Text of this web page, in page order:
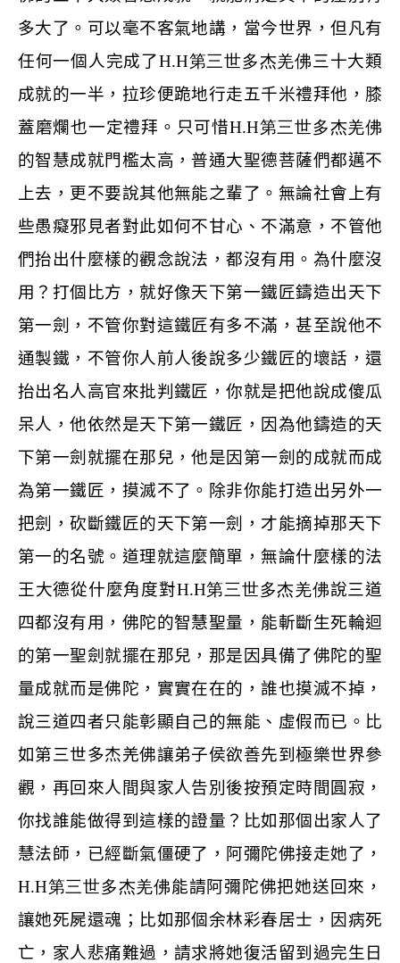
多大了。可以毫不客氣地講，當今世界，但凡有
任何一個人完成了H.H第三世多杰羌佛三十大類
成就的一半，拉珍便跪地行走五千米禮拜他，膝
蓋磨爛也一定禮拜。只可惜H.H第三世多杰羌佛
的智慧成就門檻太高，普通大聖德菩薩們都邁不
上去，更不要說其他無能之輩了。無論社會上有
些愚癡邪見者對此如何不甘心、不滿意，不管他
們抬出什麼樣的觀念說法，都沒有用。為什麼沒
用？打個比方，就好像天下第一鐵匠鑄造出天下
第一劍，不管你對這鐵匠有多不滿，甚至說他不
通製鐵，不管你人前人後說多少鐵匠的壞話，還
抬出名人高官來批判鐵匠，你就是把他說成傻瓜
呆人，他依然是天下第一鐵匠，因為他鑄造的天
下第一劍就擺在那兒，他是因第一劍的成就而成
為第一鐵匠，摸滅不了。除非你能打造出另外一
把劍，砍斷鐵匠的天下第一劍，才能摘掉那天下
第一的名號。道理就這麼簡單，無論什麼樣的法
王大德從什麼角度對H.H第三世多杰羌佛說三道
四都沒有用，佛陀的智慧聖量，能斬斷生死輪迴
的第一聖劍就擺在那兒，那是因具備了佛陀的聖
量成就而是佛陀，實實在在的，誰也摸滅不掉，
說三道四者只能彰顯自己的無能、虛假而已。比
如第三世多杰羌佛讓弟子侯欲善先到極樂世界參
觀，再回來人間與家人告別後按預定時間圓寂，
你找誰能做得到這樣的證量？比如那個出家人了
慧法師，已經斷氣僵硬了，阿彌陀佛接走她了，
H.H第三世多杰羌佛能請阿彌陀佛把她送回來，
讓她死屍還魂；比如那個余林彩春居士，因病死
亡，家人悲痛難過，請求將她復活留到過完生日